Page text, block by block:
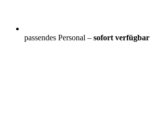
passendes Personal – sofort verfügbar